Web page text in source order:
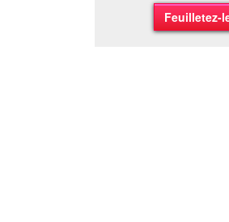
Feuilletez-